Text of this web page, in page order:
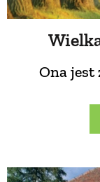
Ona jest